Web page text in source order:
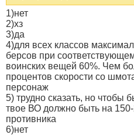
1)нет
2)хз
3)да
4)для всех классов
берсов при
воинских вещей 60%. Чем
процентов скорости со
персонаж
5) трудно сказать, но чтобы
твое ВО должно быть на
противника
6)нет